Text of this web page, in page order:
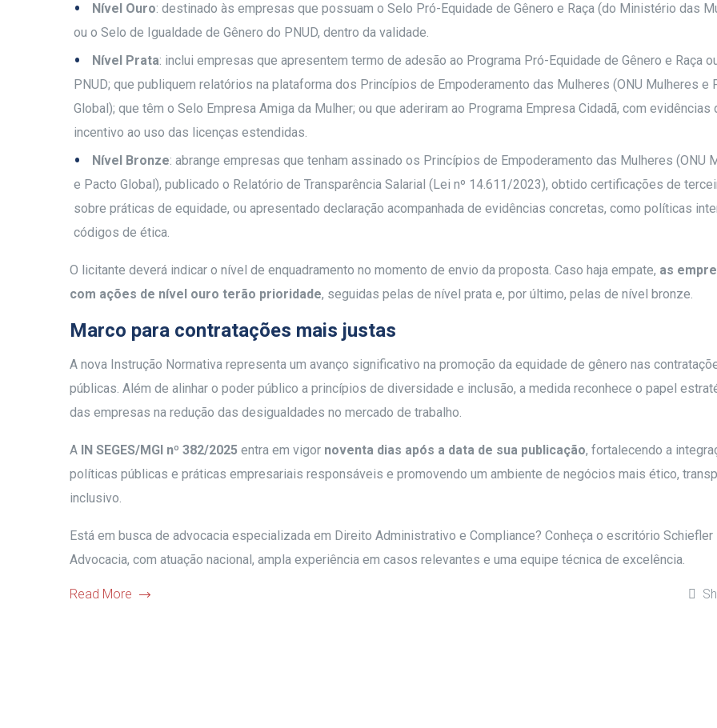
Nível Ouro: destinado às empresas que possuam o Selo Pró-Equidade de Gênero e Raça (do Ministério das
ou o Selo de Igualdade de Gênero do PNUD, dentro da validade.
Nível Prata: inclui empresas que apresentem termo de adesão ao Programa Pró-Equidade de Gênero e Raça
PNUD; que publiquem relatórios na plataforma dos Princípios de Empoderamento das Mulheres (ONU Mulheres e
Global); que têm o Selo Empresa Amiga da Mulher; ou que aderiram ao Programa Empresa Cidadã, com evidências
incentivo ao uso das licenças estendidas.
Nível Bronze: abrange empresas que tenham assinado os Princípios de Empoderamento das Mulheres (ONU
e Pacto Global), publicado o Relatório de Transparência Salarial (Lei nº 14.611/2023), obtido certificações de
sobre práticas de equidade, ou apresentado declaração acompanhada de evidências concretas, como políticas
códigos de ética.
O licitante deverá indicar o nível de enquadramento no momento de envio da proposta. Caso haja empate, as
com ações de nível ouro terão prioridade, seguidas pelas de nível prata e, por último, pelas de nível bronze.
Marco para contratações mais justas
A nova Instrução Normativa representa um avanço significativo na promoção da equidade de gênero nas
públicas. Além de alinhar o poder público a princípios de diversidade e inclusão, a medida reconhece o papel
das empresas na redução das desigualdades no mercado de trabalho.
A IN SEGES/MGI nº 382/2025 entra em vigor noventa dias após a data de sua publicação, fortalecendo a
políticas públicas e práticas empresariais responsáveis e promovendo um ambiente de negócios mais ético,
inclusivo.
Está em busca de advocacia especializada em Direito Administrativo e Compliance? Conheça o escritório Schiefler
Advocacia, com atuação nacional, ampla experiência em casos relevantes e uma equipe técnica de excelência.
Read More